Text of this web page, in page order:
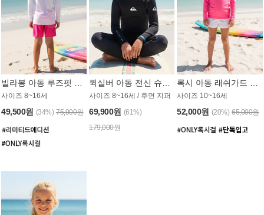
사이즈 8~16세
49,500원 (34%) 75,000원
사이즈 8~16세 / 후면 지퍼
69,900원 (61%)
179,000원
사이즈 10~16세
52,000원 (20%) 65,000원